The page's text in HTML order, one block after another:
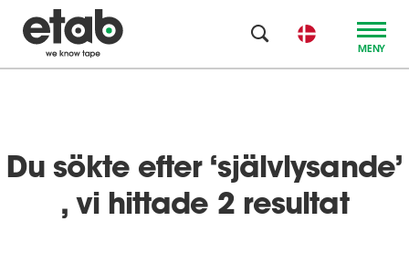
MENY
Du sökte efter ‘självlysande’
, vi hittade 2 resultat